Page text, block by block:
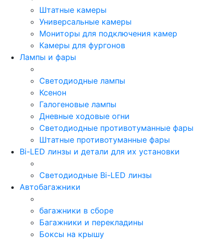
Штатные камеры
Универсальные камеры
Мониторы для подключения камер
Камеры для фургонов
Лампы и фары
Светодиодные лампы
Ксенон
Галогеновые лампы
Дневные ходовые огни
Светодиодные противотуманные фары
Штатные противотуманные фары
Bi-LED линзы и детали для их установки
Светодиодные Bi-LED линзы
Автобагажники
багажники в сборе
Багажники и перекладины
Боксы на крышу